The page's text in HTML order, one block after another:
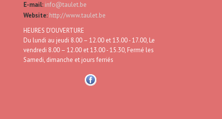
E-mail: info@taulet.be
Website: http://www.taulet.be
HEURES D'OUVERTURE
Du lundi au jeudi 8.00 – 12.00 et 13.00 - 17.00, Le
vendredi 8.00 – 12.00 et 13.00 - 15.30, Fermé les
Samedi, dimanche et jours ferriés